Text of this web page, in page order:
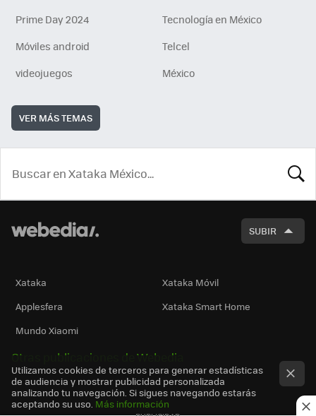
Prime Day 2024
Tecnología en México
Móviles android
Telcel
videojuegos
México
VER MÁS TEMAS
SUBIR
Xataka
Xataka Móvil
Applesfera
Xataka Smart Home
Mundo Xiaomi
Otras publicaciones de Webedia
Utilizamos cookies de terceros para generar estadísticas
de audiencia y mostrar publicidad personalizada
analizando tu navegación. Si sigues navegando estarás
aceptando su uso. Más información